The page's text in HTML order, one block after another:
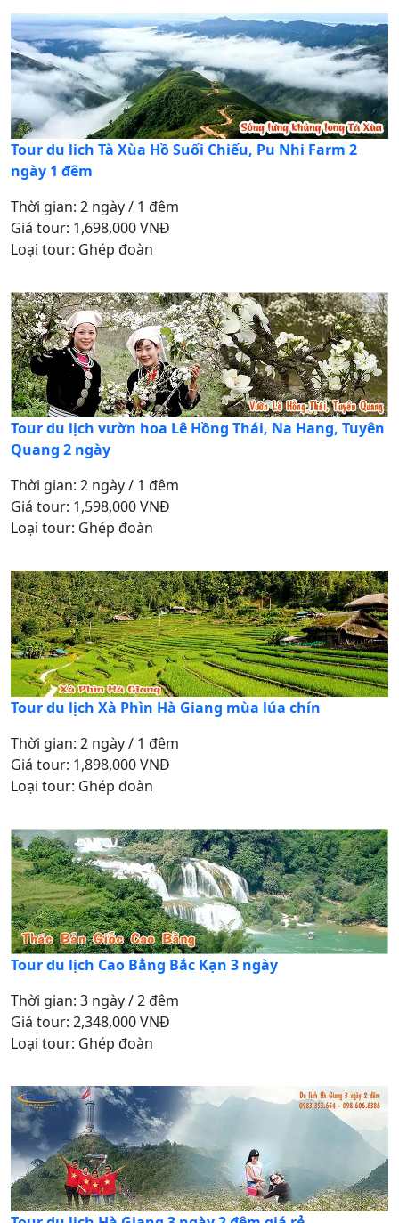
Tour du lich Tà Xùa Hồ Suối Chiếu, Pu Nhi Farm 2
ngày 1 đêm
Thời gian: 2 ngày / 1 đêm
Giá tour: 1,698,000 VNĐ
Loại tour: Ghép đoàn
Tour du lịch vườn hoa Lê Hồng Thái, Na Hang, Tuyên
Quang 2 ngày
Thời gian: 2 ngày / 1 đêm
Giá tour: 1,598,000 VNĐ
Loại tour: Ghép đoàn
Tour du lịch Xà Phìn Hà Giang mùa lúa chín
Thời gian: 2 ngày / 1 đêm
Giá tour: 1,898,000 VNĐ
Loại tour: Ghép đoàn
Tour du lịch Cao Bằng Bắc Kạn 3 ngày
Thời gian: 3 ngày / 2 đêm
Giá tour: 2,348,000 VNĐ
Loại tour: Ghép đoàn